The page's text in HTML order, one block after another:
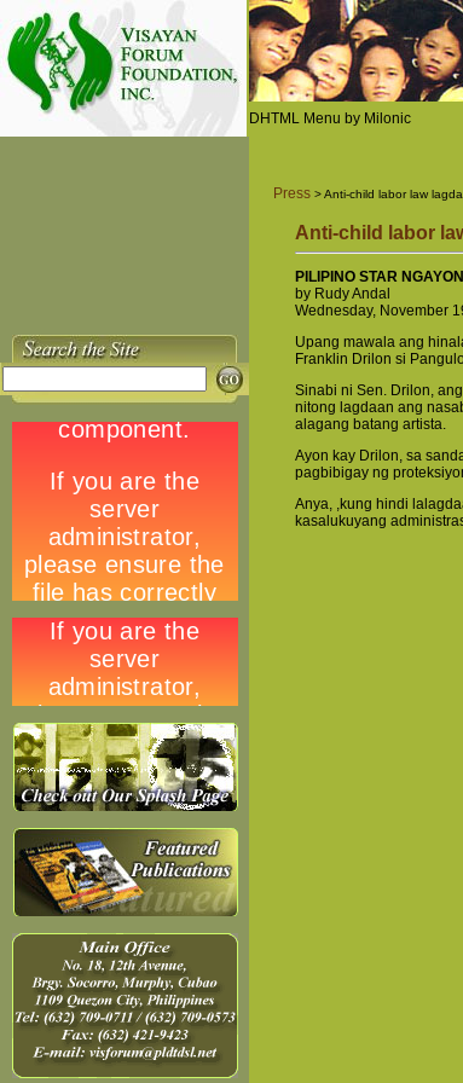
DHTML Menu by Milonic
Press > Anti-child labor law
Anti-child labor
PILIPINO STAR NGAYON
by Rudy Andal
Wednesday, November
Upang mawala ang
Franklin Drilon si
Sinabi ni Sen. Drilon,
nitong lagdaan ang
alagang batang artista.
Ayon kay Drilon, sa
pagbibigay ng
Anya, ,kung hindi
kasalukuyang